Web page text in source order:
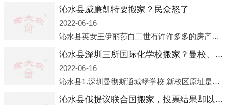
沁水县威廉凯特要搬家？民众怒了
2022-06-16
沁水县英女王伊丽莎白二世有许许多多的房产，遍布英国各地。而作为英女王的亲孙子、未来的英国国王，威廉王子自然也能享受到女王的房产。目前，威廉凯特以及三个孩子有两个经常居住的地点，一处是位于伦敦的肯辛顿宫，一处
沁水县深圳三所国际化学校搬家？曼校、QSI、南山中英文搬走了
2022-06-16
沁水县1.深圳曼彻斯通城堡学校 新校区原址是蛇口国际据悉，此次曼彻斯通城堡学校搬迁到蛇口新校区的开办与蛇口外籍人员子女学校（蛇口国际）有很大的关联。2021年，太子湾实验部就宣布在2022年正式并入蛇口外籍
沁水县俄提议联合国搬家，投票结果却以惨败收场